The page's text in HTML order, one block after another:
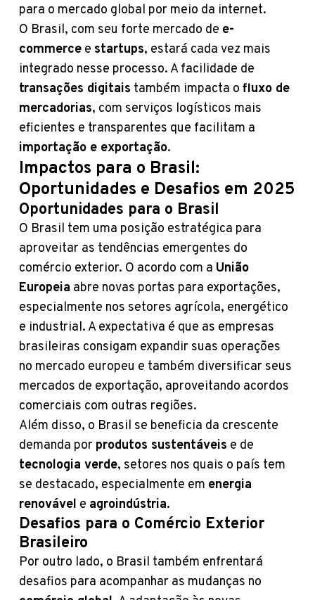
para o mercado global por meio da internet.
O Brasil, com seu forte mercado de e-
commerce e startups, estará cada vez mais
integrado nesse processo. A facilidade de
transações digitais também impacta ofluxo de
mercadorias, com serviços logísticos mais
eficientes e transparentes que facilitam a
importação e exportação.
Impactos para o Brasil:
Oportunidades e Desafios em 2025
Oportunidades para o Brasil
O Brasil tem uma posição estratégica para
aproveitar as tendências emergentes do
comércio exterior. O acordo com a União
Europeia abre novas portas para exportações,
especialmente nos setores agrícola, energético
e industrial. A expectativa é que as empresas
brasileiras consigam expandir suas operações
no mercado europeu e também diversificar seus
mercados de exportação, aproveitando acordos
comerciais com outras regiões.
Além disso, o Brasil se beneficia da crescente
demanda por produtos sustentáveis e de
tecnologia verde, setores nos quais o país tem
se destacado, especialmente em energia
renovável e agroindústria.
Desafios para o Comércio Exterior
Brasileiro
Por outro lado, o Brasil também enfrentará
desafios para acompanhar as mudanças no